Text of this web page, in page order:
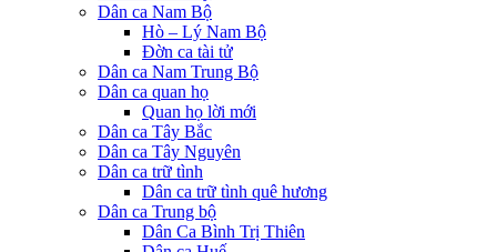
Dân ca Nam Bộ
Hò – Lý Nam Bộ
Đờn ca tài tử
Dân ca Nam Trung Bộ
Dân ca quan họ
Quan họ lời mới
Dân ca Tây Bắc
Dân ca Tây Nguyên
Dân ca trữ tình
Dân ca trữ tình quê hương
Dân ca Trung bộ
Dân Ca Bình Trị Thiên